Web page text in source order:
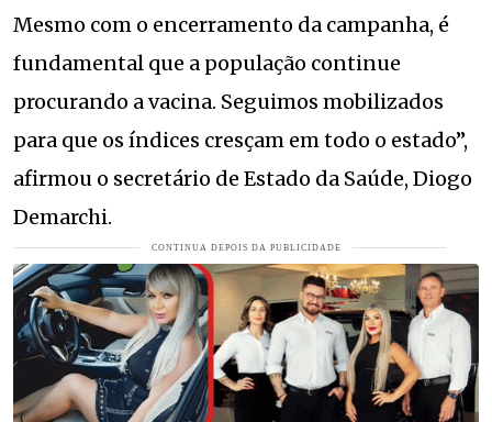
Mesmo com o encerramento da campanha, é
fundamental que a população continue
procurando a vacina. Seguimos mobilizados
para que os índices cresçam em todo o estado”,
afirmou o secretário de Estado da Saúde, Diogo
Demarchi.